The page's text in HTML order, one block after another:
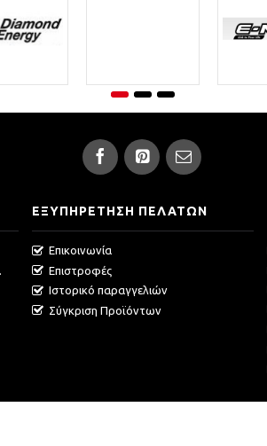
ΕΞΥΠΗΡΕΤΗΣΗ ΠΕΛΑΤΩΝ
Επικοινωνία
Επιστροφές
Ιστορικό παραγγελιών
Σύγκριση Προϊόντων